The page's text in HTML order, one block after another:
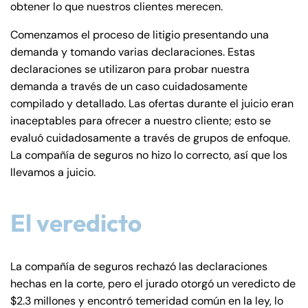
obtener lo que nuestros clientes merecen.
Comenzamos el proceso de litigio presentando una
demanda y tomando varias declaraciones. Estas
declaraciones se utilizaron para probar nuestra
demanda a través de un caso cuidadosamente
compilado y detallado. Las ofertas durante el juicio eran
inaceptables para ofrecer a nuestro cliente; esto se
evaluó cuidadosamente a través de grupos de enfoque.
La compañía de seguros no hizo lo correcto, así que los
llevamos a juicio.
El veredicto
La compañía de seguros rechazó las declaraciones
hechas en la corte, pero el jurado otorgó un veredicto de
$2.3 millones y encontró temeridad común en la ley, lo
Farmington - Hours
Enfield - Hours